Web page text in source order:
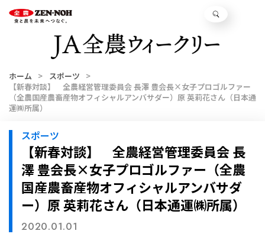
ホーム
スポーツ
【新春対談】 全農経営管理委員会 長澤 豊会長×女子プロゴルファー
（全農国産農畜産物オフィシャルアンバサダー）原 英莉花さん（日本通
運㈱所属）
スポーツ
【新春対談】 全農経営管理委員会 長
澤 豊会長×女子プロゴルファー（全農
国産農畜産物オフィシャルアンバサダ
ー）原 英莉花さん（日本通運㈱所属）
2020.01.01